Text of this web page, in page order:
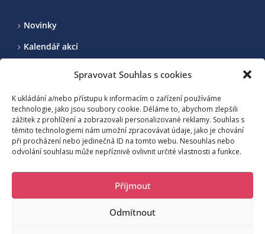
Spravovat Souhlas s cookies
K ukládání a/nebo přístupu k informacím o zařízení používáme
technologie, jako jsou soubory cookie. Děláme to, abychom zlepšili
zážitek z prohlížení a zobrazovali personalizované reklamy. Souhlas s
těmito technologiemi nám umožní zpracovávat údaje, jako je chování
při procházení nebo jedinečná ID na tomto webu. Nesouhlas nebo
odvolání souhlasu může nepříznivě ovlivnit určité vlastnosti a funkce.
Příjmout
Odmítnout
Novinky
Kalendář akcí
Kontakt
Sdružení pro rozvoj cestovního ruchu na Benecku a okolí, z.s.
Benecko 190, 512 37 Benecko
moje@benecko.info